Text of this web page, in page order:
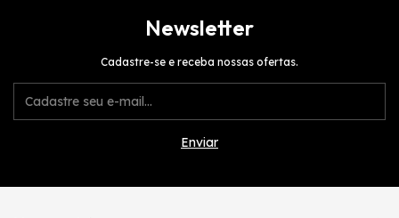
Newsletter
Cadastre-se e receba nossas ofertas.